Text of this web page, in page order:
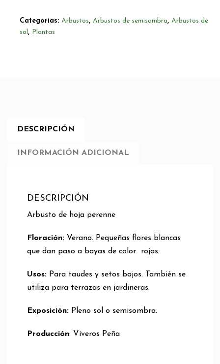
Categorías: Arbustos, Arbustos de semisombra, Arbustos de
sol , Plantas
DESCRIPCIÓN
INFORMACIÓN ADICIONAL
DESCRIPCIÓN
Arbusto de hoja perenne
Floración: Verano. Pequeñas flores blancas
que dan paso a bayas de color rojas.
Usos: Para taudes y setos bajos. También se
utiliza para terrazas en jardineras.
Exposición: Pleno sol o semisombra.
Producción: Viveros Peña